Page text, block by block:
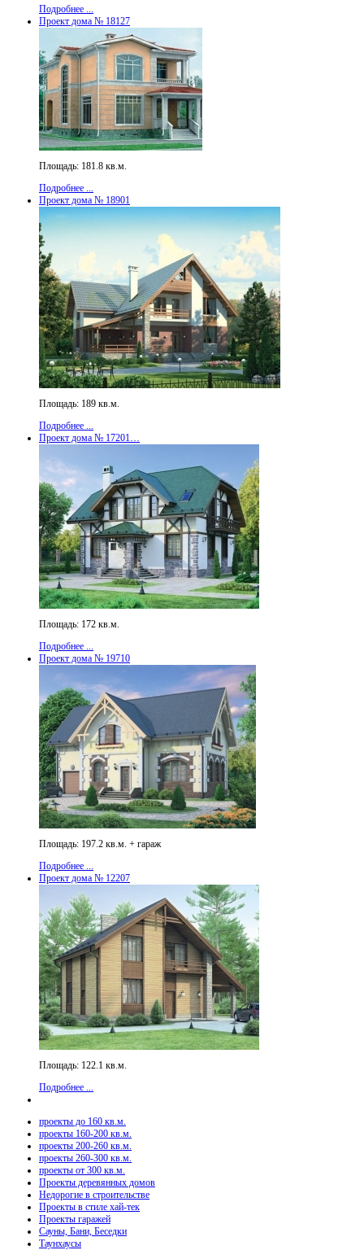
Подробнее ...
Проект дома № 18127
Площадь: 181.8 кв.м.
Подробнее ...
Проект дома № 18901
Площадь: 189 кв.м.
Подробнее ...
Проект дома № 17201…
Площадь: 172 кв.м.
Подробнее ...
Проект дома № 19710
Площадь: 197.2 кв.м. + гараж
Подробнее ...
Проект дома № 12207
Площадь: 122.1 кв.м.
Подробнее ...
проекты до 160 кв.м.
проекты 160-200 кв.м.
проекты 200-260 кв.м.
проекты 260-300 кв.м.
проекты от 300 кв.м.
Проекты деревянных домов
Недорогие в строительстве
Проекты в стиле хай-тек
Проекты гаражей
Сауны, Бани, Беседки
Таунхаусы